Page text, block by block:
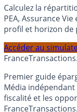
Simulateur
Calculez la
profil et horizon de
France
Premier guide
Média